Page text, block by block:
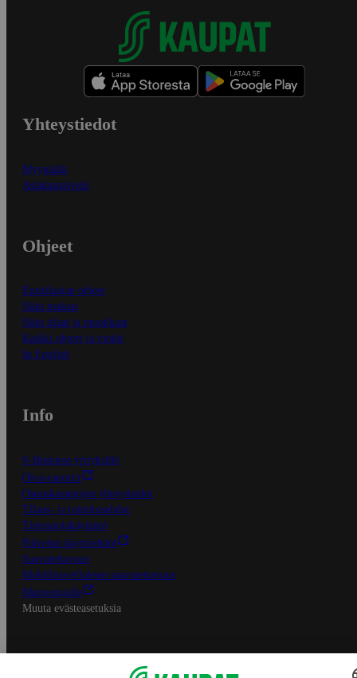
Yhteystiedot
Myymälät
Asiakaspalvelu
Ohjeet
Ensitilaajan ohjeet
Näin maksat
Näin tilaat ja muokkaat
Kaikki ohjeet ja vinkit
In English
Info
S-Business yrityksille
Oiva-raportit
Osuuskauppojen yhteystiedot
Tilaus- ja toimitusehdot
Tietosuojakäytäntö
Palvelun käyttöehdot
Saavutettavuus
Mobiilisovelluksen saavutettavuus
Mainostajalle
Muuta evästeasetuksia
S-ryhmän palvelut